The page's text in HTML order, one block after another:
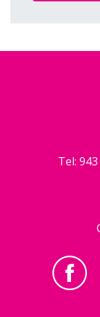
Tel: